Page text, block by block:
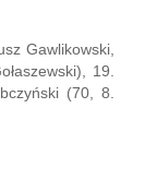
Gawlikowski,
19.
(70, 8.